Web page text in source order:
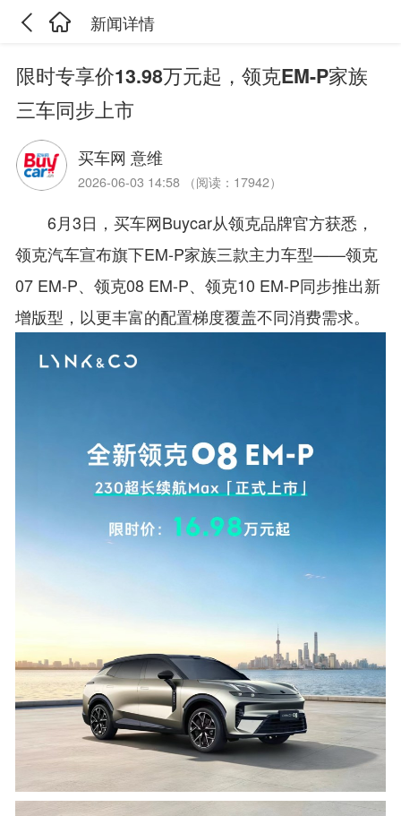
新闻详情
限时专享价13.98万元起，领克EM-P家族
三车同步上市
买车网 意维
2026-06-03 14:58 （阅读：17942）
6月3日，买车网Buycar从领克品牌官方获悉，
领克汽车宣布旗下EM-P家族三款主力车型——领克
07 EM-P、领克08 EM-P、领克10 EM-P同步推出新
增版型，以更丰富的配置梯度覆盖不同消费需求。